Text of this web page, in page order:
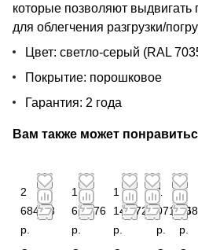
которые позволяют выдвигать
для облегчения разгрузки/
Цвет: светло-серый (RAL
Покрытие: порошковое
Гарантия: 2 года
Вам также может
2
684,88
р.
1
676,76
р.
1
140,72
р.
1
071,60
р.
6
р.